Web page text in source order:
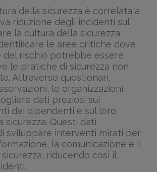
della sicurezza è correlata a
riduzione degli incidenti sul
la cultura della sicurezza
le aree critiche dove
del rischio potrebbe essere
le pratiche di sicurezza non
Attraverso questionari,
le organizzazioni
dati preziosi sui
dei dipendenti e sul loro
sicurezza. Questi dati
sviluppare interventi mirati per
la comunicazione e il
riducendo così il